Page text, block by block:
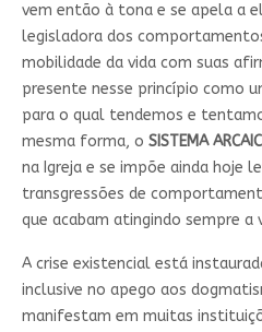
vem então à tona e se apela a
legisladora dos
mobilidade da vida com suas
presente nesse princípio como
para o qual tendemos e
mesma forma, o SISTEMA
na Igreja e se impõe ainda hoje
transgressões de
que acabam atingindo sempre a
A crise existencial está
inclusive no apego aos
manifestam em muitas